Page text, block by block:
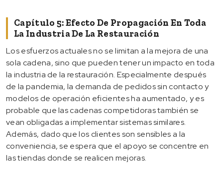
Capítulo 5: Efecto De Propagación En Toda
La Industria De La Restauración
Los esfuerzos actuales no se limitan a la mejora de una
sola cadena, sino que pueden tener un impacto en toda
la industria de la restauración. Especialmente después
de la pandemia, la demanda de pedidos sin contacto y
modelos de operación eficientes ha aumentado, y es
probable que las cadenas competidoras también se
vean obligadas a implementar sistemas similares.
Además, dado que los clientes son sensibles a la
conveniencia, se espera que el apoyo se concentre en
las tiendas donde se realicen mejoras.